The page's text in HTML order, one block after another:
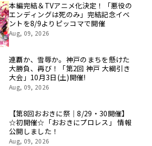
本編完結＆TVアニメ化決定！「悪役の
エンディングは死のみ」完結記念イベ
ントを8/9よりピッコマで開催
Aug, 09, 2026
連覇か、雪辱か。神戸のまちを懸けた
大勝負、再び！「第2回 神戸 大綱引き
大会」10月3日(土)開催!
Aug, 09, 2026
【第8回おおきに祭｜8/29・30開催】
☆初開催☆「おおきにプロレス」 情報
公開しました！
Aug, 09, 2026